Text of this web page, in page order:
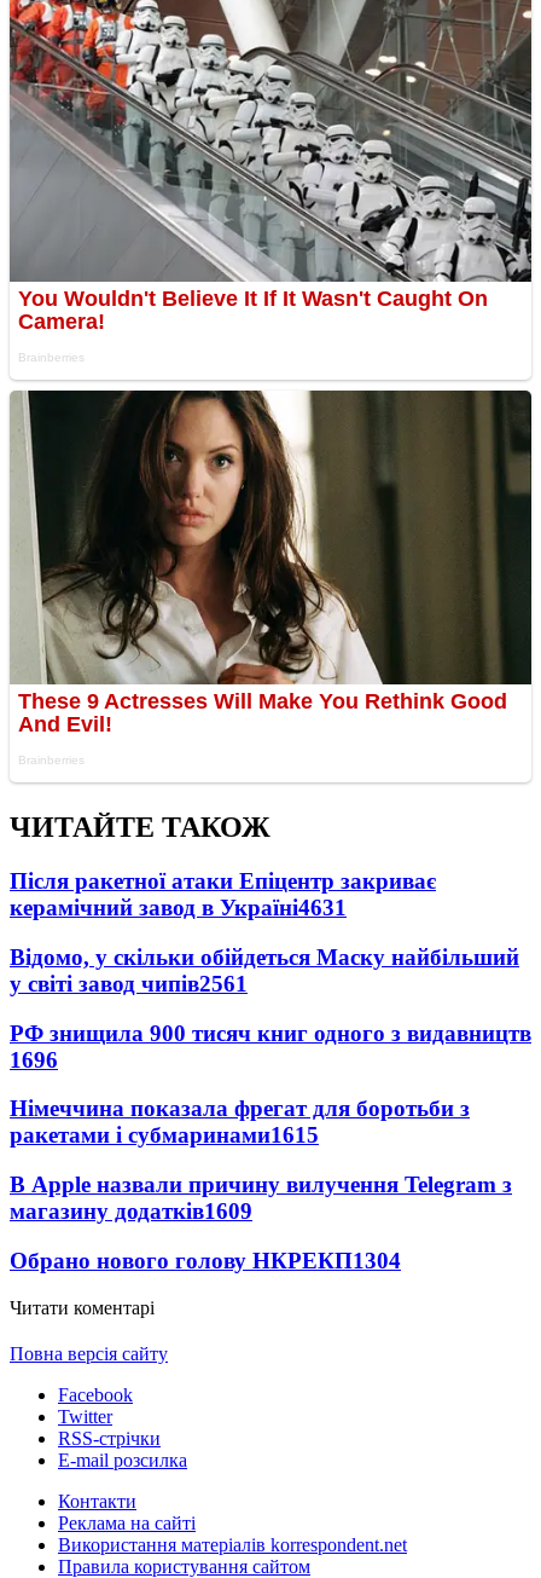
ЧИТАЙТЕ ТАКОЖ
Після ракетної атаки Епіцентр закриває
керамічний завод в Україні4631
Відомо, у скільки обійдеться Маску найбільший
у світі завод чипів2561
РФ знищила 900 тисяч книг одного з видавництв
1696
Німеччина показала фрегат для боротьби з
ракетами і субмаринами1615
В Apple назвали причину вилучення Telegram з
магазину додатків1609
Обрано нового голову НКРЕКП1304
Читати коментарі
Повна версія сайту
Facebook
Twitter
RSS-стрічки
E-mail розсилка
Контакти
Реклама на сайті
Використання матеріалів korrespondent.net
Правила користування сайтом